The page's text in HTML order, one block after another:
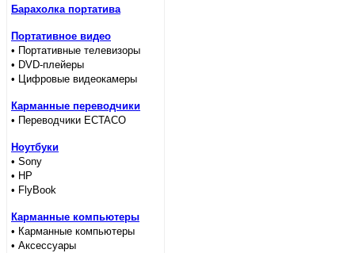
Барахолка портатива
Портативное видео
• Портативные телевизоры
• DVD-плейеры
• Цифровые видеокамеры
Карманные переводчики
• Переводчики ECTACO
Ноутбуки
• Sony
• HP
• FlyBook
Карманные компьютеры
• Карманные компьютеры
• Аксессуары